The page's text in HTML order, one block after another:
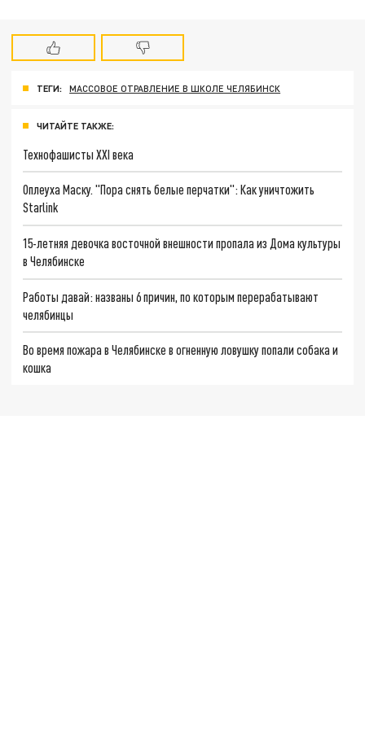
ТЕГИ: МАССОВОЕ ОТРАВЛЕНИЕ В ШКОЛЕ ЧЕЛЯБИНСК
ЧИТАЙТЕ ТАКЖЕ:
Технофашисты XXI века
Оплеуха Маску. "Пора снять белые перчатки": Как уничтожить
Starlink
15-летняя девочка восточной внешности пропала из Дома культуры
в Челябинске
Работы давай: названы 6 причин, по которым перерабатывают
челябинцы
Во время пожара в Челябинске в огненную ловушку попали собака и
кошка